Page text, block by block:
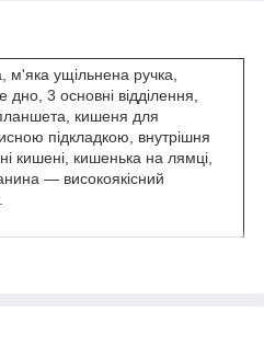
м'яка ущільнена ручка,
3 основні відділення,
кишеня для
підкладкою, внутрішня
кишені, кишенька на лямці,
— високоякісний